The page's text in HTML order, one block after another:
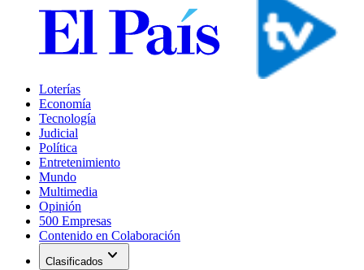
Loterías
Economía
Tecnología
Judicial
Política
Entretenimiento
Mundo
Multimedia
Opinión
500 Empresas
Contenido en Colaboración
Clasificados expand_more